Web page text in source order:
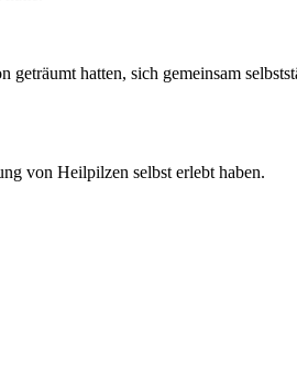
hatten, sich gemeinsam
von Heilpilzen selbst erlebt haben.